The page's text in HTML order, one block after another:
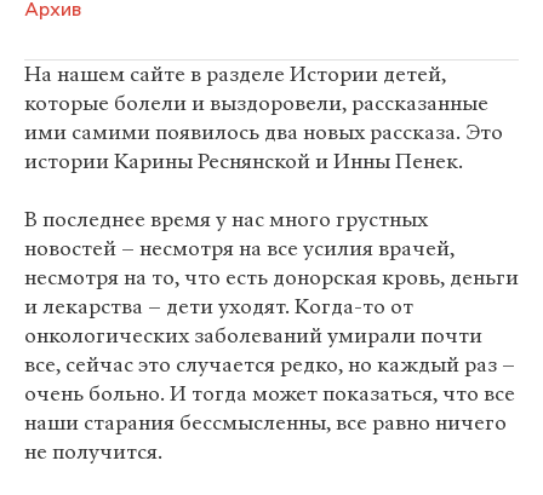
Архив
На нашем сайте в разделе Истории детей,
которые болели и выздоровели, рассказанные
ими самими появилось два новых рассказа. Это
истории Карины Реснянской и Инны Пенек.
В последнее время у нас много грустных
новостей – несмотря на все усилия врачей,
несмотря на то, что есть донорская кровь, деньги
и лекарства – дети уходят. Когда-то от
онкологических заболеваний умирали почти
все, сейчас это случается редко, но каждый раз –
очень больно. И тогда может показаться, что все
наши старания бессмысленны, все равно ничего
не получится.